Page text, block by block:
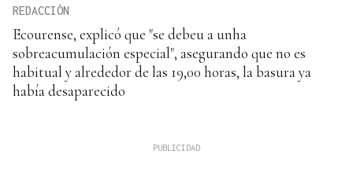
REDACCIÓN
Ecourense, explicó que "se debeu a unha
sobreacumulación especial", asegurando que no es
habitual y alrededor de las 19,00 horas, la basura ya
había desaparecido